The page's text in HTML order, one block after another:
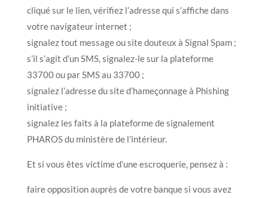
cliqué sur le lien, vérifiez l’adresse qui s’affiche dans
votre navigateur internet ;
signalez tout message ou site douteux à Signal Spam ;
s’il s’agit d’un SMS, signalez-le sur la plateforme
33700 ou par SMS au 33700 ;
signalez l’adresse du site d’hameçonnage à Phishing
initiative ;
signalez les faits à la plateforme de signalement
PHAROS du ministère de l’intérieur.
Et si vous êtes victime d’une escroquerie, pensez à :
faire opposition auprès de votre banque si vous avez